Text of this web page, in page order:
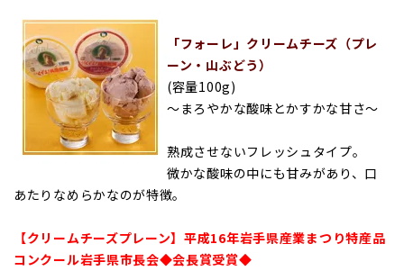
「フォーレ」クリームチーズ（プレ
ーン・山ぶどう）
(容量100g)
～まろやかな酸味とかすかな甘さ～
熟成させないフレッシュタイプ。
微かな酸味の中にも甘みがあり、口
あたりなめらかなのが特徴。
【クリームチーズプレーン】平成16年岩手県産業まつり特産品
コンクール岩手県市長会◆会長賞受賞◆